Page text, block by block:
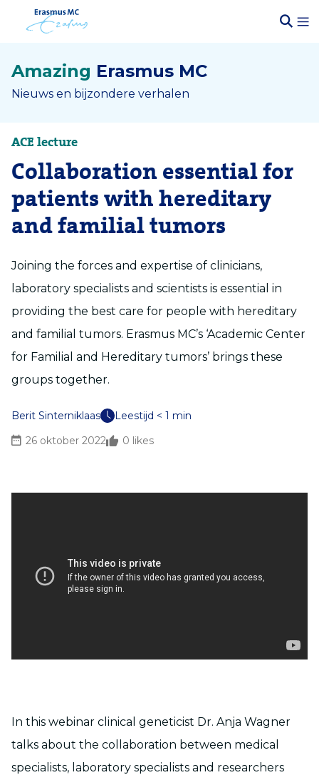
Amazing Erasmus MC
Nieuws en bijzondere verhalen
ACE lecture
Collaboration essential for
patients with hereditary
and familial tumors
Joining the forces and expertise of clinicians,
laboratory specialists and scientists is essential in
providing the best care for people with hereditary
and familial tumors. Erasmus MC’s ‘Academic Center
for Familial and Hereditary tumors’ brings these
groups together.
Berit Sinterniklaas
Leestijd < 1 min
26 oktober 2022
0 likes
In this webinar clinical geneticist Dr. Anja Wagner
talks about the collaboration between medical
specialists, laboratory specialists and researchers